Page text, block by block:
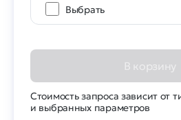
Выбрать
В корзину
Стоимость запроса зависит от
и выбранных параметров